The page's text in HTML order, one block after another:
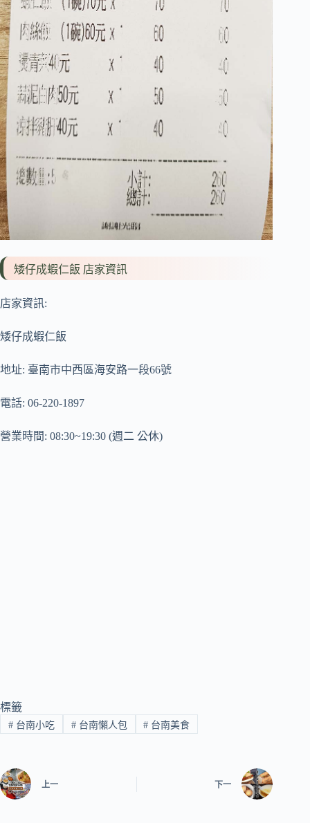
矮仔成蝦仁飯 店家資訊
店家資訊:
矮仔成蝦仁飯
地址: 臺南市中西區海安路一段66號
電話: 06-220-1897
營業時間: 08:30~19:30 (週二 公休)
標籤
#台南小吃 #台南懶人包 # 台南美食
上一 下一